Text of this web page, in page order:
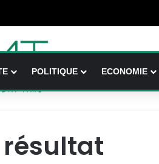
POLITIQUE ECONOMIE